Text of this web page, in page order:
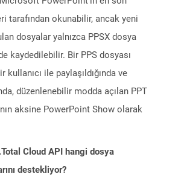
tarafından okunabilir, ancak yeni
dosyalar yalnızca PPSX dosya
kaydedilebilir. Bir PPS dosyası
kullanıcı ile paylaşıldığında ve
düzenlenebilir modda açılan PPT
aksine PowerPoint Show olarak
Cloud API hangi dosya
destekliyor?